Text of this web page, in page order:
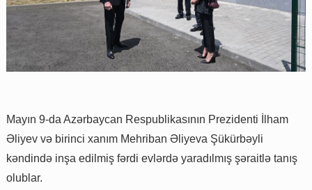
Mayın 9-da Azərbaycan Respublikasının Prezidenti İlham
Əliyev və birinci xanım Mehriban Əliyeva Şükürbəyli
kəndində inşa edilmiş fərdi evlərdə yaradılmış şəraitlə tanış
olublar.